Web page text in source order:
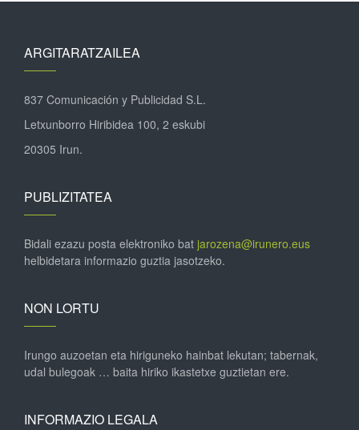
ARGITARATZAILEA
837 Comunicación y Publicidad S.L.
Letxunborro Hiribidea 100, 2 eskubi
20305 Irun.
PUBLIZITATEA
Bidali ezazu posta elektroniko bat jarozena@irunero.eus
helbidetara informazio guztia jasotzeko.
NON LORTU
Irungo auzoetan eta hiriguneko hainbat lekutan; tabernak,
udal bulegoak … baita hiriko ikastetxe guztietan ere.
INFORMAZIO LEGALA